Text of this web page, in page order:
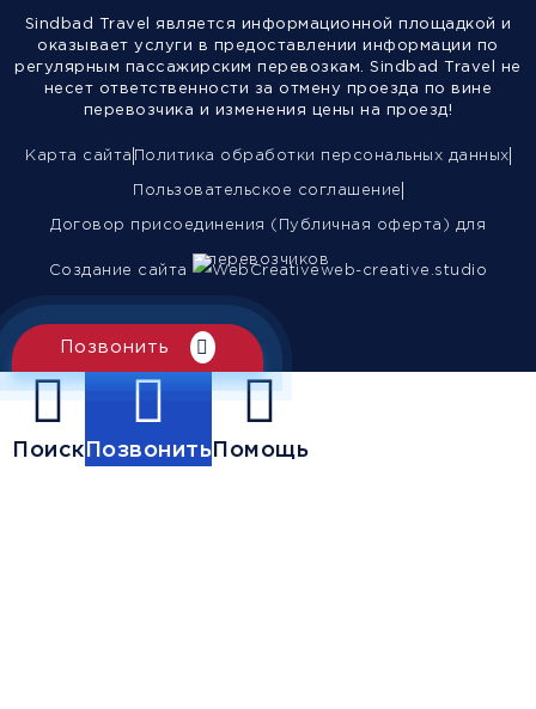
Sindbad Travel является информационной площадкой и
оказывает услуги в предоставлении информации по
регулярным пассажирским перевозкам. Sindbad Travel не
несет ответственности за отмену проезда по вине
перевозчика и изменения цены на проезд!
Карта сайта Политика обработки персональных данных
Пользовательское соглашение
Договор присоединения (Публичная оферта) для
перевозчиков
Создание сайта
web-creative.studio
Позвонить
ПоискПозвонитьПомощь